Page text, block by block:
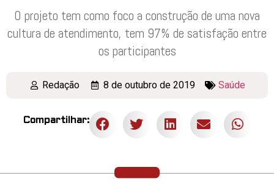
O projeto tem como foco a construção de uma nova
cultura de atendimento, tem 97% de satisfação entre
os participantes
Redação 8 de outubro de 2019 Saúde
Compartilhar: